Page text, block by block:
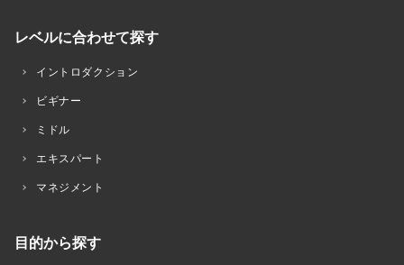
レベルに合わせて探す
イントロダクション
ビギナー
ミドル
エキスパート
マネジメント
目的から探す